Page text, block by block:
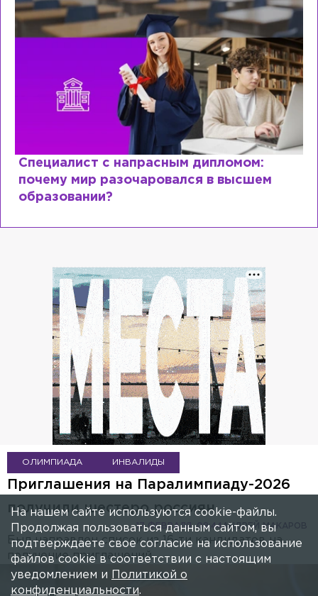
Специалист с напрасным дипломом:
почему мир разочаровался в высшем
образовании?
ОЛИМПИАДА ИНВАЛИДЫ
Приглашения на Паралимпиаду-2026
получили шестеро россиян
АНДРЕЙ МАКАРОВ
17 ФЕВРАЛЯ, 08:44
Был направлен список из 16-ти кандидатов на
получение приглашений.
На нашем сайте используются cookie-файлы.
Продолжая пользоваться данным сайтом, вы
подтверждаете свое согласие на использование
файлов cookie в соответствии с настоящим
уведомлением и
Политикой о
конфиденциальности.